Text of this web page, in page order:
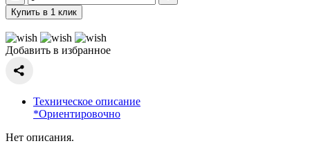
Купить в 1 клик
Добавить в избранное
Техническое описание
*Ориентировочно
Нет описания.